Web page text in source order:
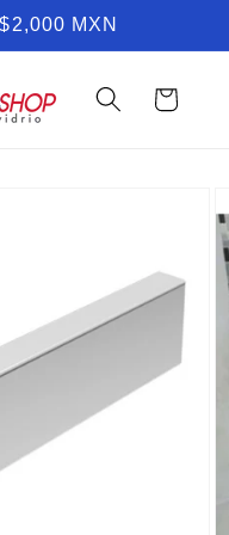
MXN
Carrito